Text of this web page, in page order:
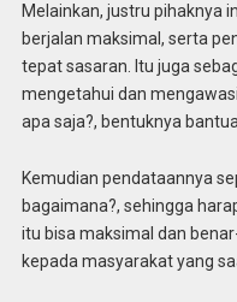
Melainkan, justru pihaknya
berjalan maksimal, serta
tepat sasaran. Itu juga
mengetahui dan
apa saja?, bentuknya
Kemudian pendataannya
bagaimana?, sehingga
itu bisa maksimal dan
kepada masyarakat yang